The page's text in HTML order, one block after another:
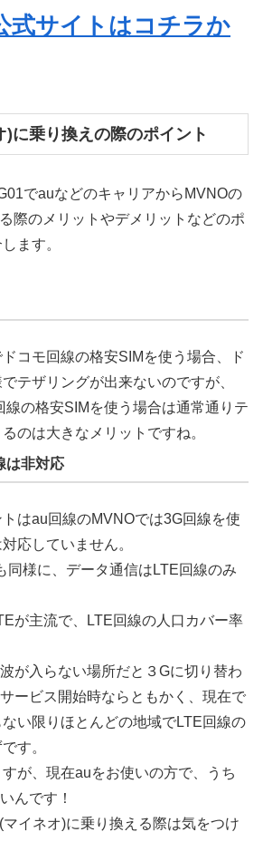
式サイトはコチラか
に乗り換えの際のポイント
でauなどのキャリアからMVNOの
際のメリットやデメリットなどのポ
ます。
コモ回線の格安SIMを使う場合、ド
テザリングが出来ないのですが、
線の格安SIMを使う場合は通常通りテ
のは大きなメリットですね。
は非対応
はau回線のMVNOでは3G回線を使
応していません。
同様に、データ通信はLTE回線のみ
が主流で、LTE回線の人口カバー率
が入らない場所だと３Gに切り替わ
ービス開始時ならともかく、現在で
い限りほとんどの地域でLTE回線の
す。
が、現在auをお使いの方で、うち
んです！
イネオ)に乗り換える際は気をつけ